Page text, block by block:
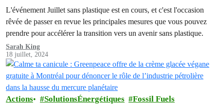
L'événement Juillet sans plastique est en cours, et c'est l'occasion
rêvée de passer en revue les principales mesures que vous pouvez
prendre pour accélérer la transition vers un avenir sans plastique.
Sarah King
18 juillet, 2024
Actions SolutionsÉnergétiques
Fossil Fuels